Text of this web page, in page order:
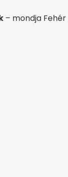
– mondja Fehér